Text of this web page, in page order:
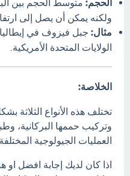
الحجم: متوسط الحجم بين
ولكنه يمكن أن يصل إلى
مثال: جبل فيزوف في
الولايات المتحدة الأمريكية.
الخلاصة:
تختلف هذه الأنواع الثلاثة
وتركيب حممها البركانية،
العمليات الجيولوجية
اذا كان لديك إجابة افضل